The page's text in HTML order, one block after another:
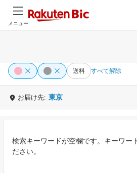
メニュー
送料 すべて解除
お届け先: 東京
検索キーワードが空欄です。キーワー
ださい。